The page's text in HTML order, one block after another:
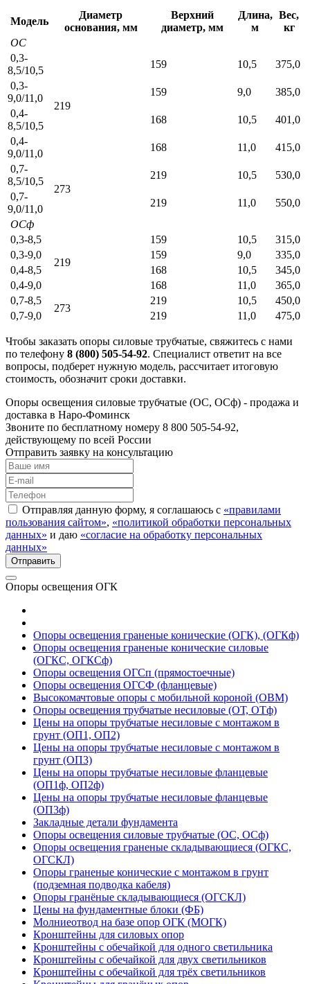
Модель
Диаметр
основания, мм
Верхний
диаметр, мм
Длина,
м
Вес,
кг
ОС
0,3-
8,5/10,5
219
159 10,5
375,0
0,3-
9,0/11,0
159 9,0
385,0
0,4-
8,5/10,5
168 10,5
401,0
0,4-
9,0/11,0
168 11,0
415,0
0,7-
8,5/10,5
273
219 10,5
530,0
0,7-
9,0/11,0
219 11,0
550,0
ОСф
0,3-8,5
219
159 10,5
315,0
0,3-9,0
159 9,0
335,0
0,4-8,5
168 10,5
345,0
0,4-9,0
168 11,0
365,0
0,7-8,5
273
219 10,5
450,0
0,7-9,0
219 11,0 475,0
Чтобы заказать опоры силовые трубчатые, свяжитесь с нами
по телефону 8 (800) 505-54-92. Специалист ответит на все
вопросы, подберет нужную модель, рассчитает итоговую
стоимость, обозначит сроки доставки.
Опоры освещения силовые трубчатые (ОС, ОСф) - продажа и
доставка в Наро-Фоминск
Звоните по бесплатному номеру 8 800 505-54-92,
действующему по всей России
Отправить заявку на консультацию
Отправляя данную форму, я соглашаюсь с «правилами
пользования сайтом», «политикой обработки персональных
данных» и даю «согласие на обработку персональных
данных»
Опоры освещения ОГК
Опоры освещения граненые конические (ОГК), (ОГКф)
Опоры освещения граненые конические силовые
(ОГКС, ОГКСф)
Опоры освещения ОГСп (прямостоечные)
Опоры освещения ОГСФ (фланцевые)
Высокомачтовые опоры с мобильной короной (ОВМ)
Опоры освещения трубчатые несиловые (ОТ, ОТф)
Цены на опоры трубчатые несиловые с монтажом в
грунт (ОП1, ОП2)
Цены на опоры трубчатые несиловые с монтажом в
грунт (ОП3)
Цены на опоры трубчатые несиловые фланцевые
(ОП1ф, ОП2ф)
Цены на опоры трубчатые несиловые фланцевые
(ОП3ф)
Закладные детали фундамента
Опоры освещения силовые трубчатые (ОС, ОСф)
Опоры освещения граненые складывающиеся (ОГКС,
ОГСКЛ)
Опоры граненые конические с монтажом в грунт
(подземная подводка кабеля)
Опоры гранёные складывающиеся (ОГСКЛ)
Цены на фундаментные блоки (ФБ)
Молниеотвод на базе опор ОГК (МОГК)
Кронштейны для силовых опор
Кронштейны с обечайкой для одного светильника
Кронштейны с обечайкой для двух светильников
Кронштейны с обечайкой для трёх светильников